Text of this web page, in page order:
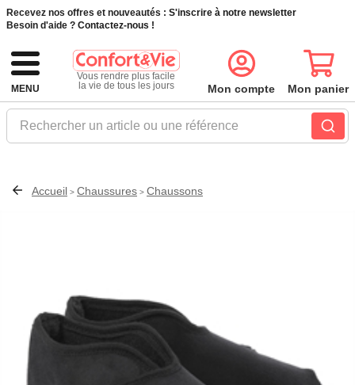
Recevez nos offres et nouveautés : S'inscrire à notre newsletter
Besoin d'aide ? Contactez-nous !
MENU
Vous rendre plus facile
la vie de tous les jours
Rechercher un article ou une référence
Mon compte Mon panier
Accueil > Chaussures > Chaussons